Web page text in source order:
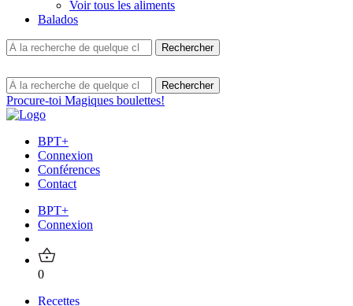
Voir tous les aliments
Balados
Procure-toi Magiques boulettes!
BPT+
Connexion
Conférences
Contact
BPT+
Connexion
0
Recettes